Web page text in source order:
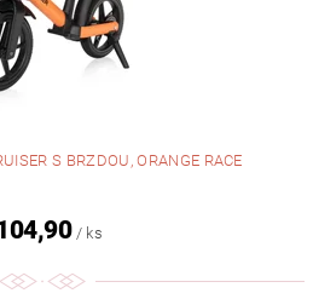
S BRZDOU, ORANGE RACE
/ ks